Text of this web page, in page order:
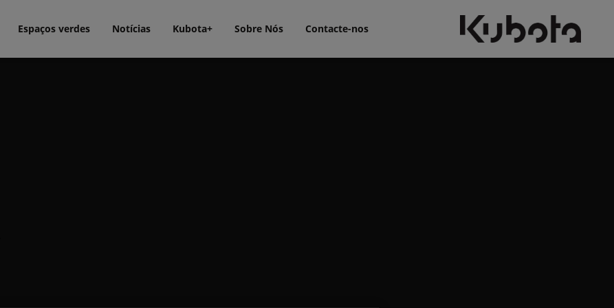
Espaços verdes Notícias Kubota+ Sobre Nós Contacte-nos